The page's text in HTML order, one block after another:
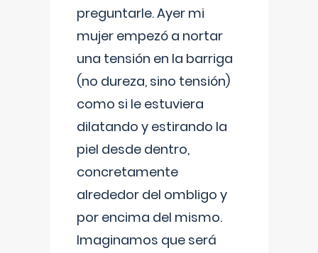
preguntarle. Ayer mi
mujer empezó a nortar
una tensión en la barriga
(no dureza, sino tensión)
como si le estuviera
dilatando y estirando la
piel desde dentro,
concretamente
alrededor del ombligo y
por encima del mismo.
Imaginamos que será